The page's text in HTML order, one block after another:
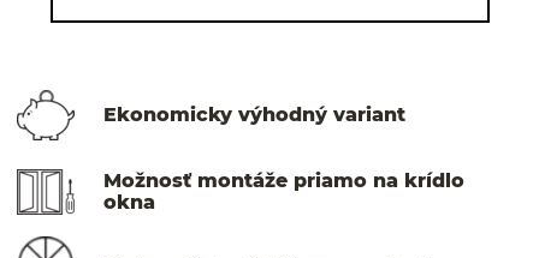
Ekonomicky výhodný variant
Možnosť montáže priamo na krídlo
okna